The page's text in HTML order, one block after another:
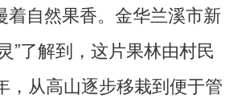
着自然果香。金华兰溪市新
”了解到，这片果林由村民
，从高山逐步移栽到便于管